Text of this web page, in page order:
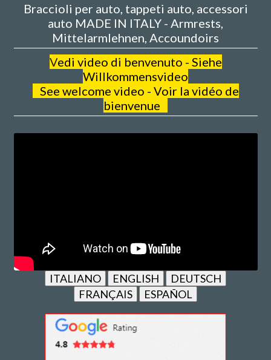
Braccioli per auto, tappeti auto, accessori
auto MADE IN ITALY - Armrests,
Mittelarmlehnen, Accoundoirs
Vedi video di benvenuto - Siehe
Willkommensvideo
See welcome video - Voir la vidéo de
bienvenue
ITALIANO ENGLISH
DEUTSCH
FRANÇAIS
ESPAÑOL